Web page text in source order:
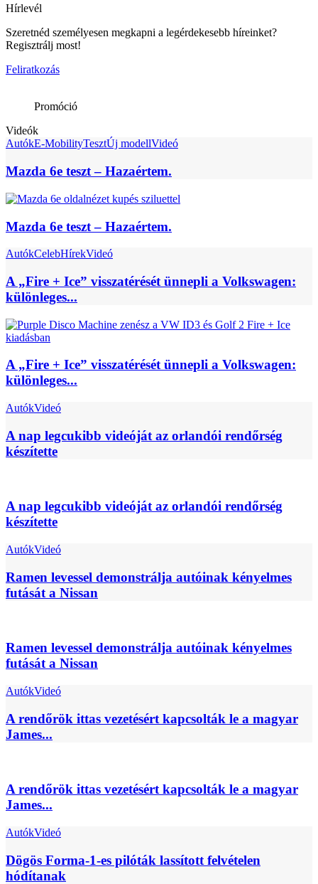
Hírlevél
Szeretnéd személyesen megkapni a legérdekesebb híreinket?
Regisztrálj most!
Feliratkozás
Promóció
Videók
AutókE-MobilityTesztÚj modellVideó
Mazda 6e teszt – Hazaértem.
Mazda 6e teszt – Hazaértem.
AutókCelebHírekVideó
A „Fire + Ice” visszatérését ünnepli a Volkswagen:
különleges...
A „Fire + Ice” visszatérését ünnepli a Volkswagen:
különleges...
AutókVideó
A nap legcukibb videóját az orlandói rendőrség
készítette
A nap legcukibb videóját az orlandói rendőrség
készítette
AutókVideó
Ramen levessel demonstrálja autóinak kényelmes
futását a Nissan
Ramen levessel demonstrálja autóinak kényelmes
futását a Nissan
AutókVideó
A rendőrök ittas vezetésért kapcsolták le a magyar
James...
A rendőrök ittas vezetésért kapcsolták le a magyar
James...
AutókVideó
Dögös Forma-1-es pilóták lassított felvételen
hódítanak